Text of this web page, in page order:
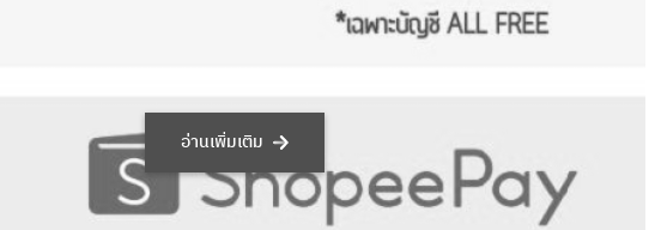
รู้หรือไม่? ทำไมหน้าร้อน “กลิ่น
อ่านเพิ่มเติม